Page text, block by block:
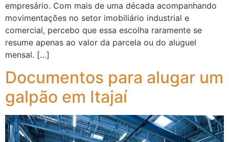
empresário. Com mais de uma década acompanhando
movimentações no setor imobiliário industrial e
comercial, percebo que essa escolha raramente se
resume apenas ao valor da parcela ou do aluguel
mensal. […]
Documentos para alugar um
galpão em Itajaí